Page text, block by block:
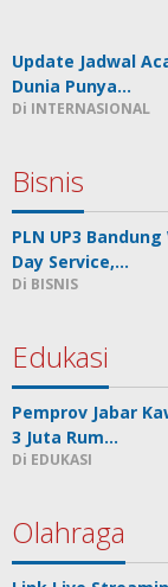
Update Jadwal
Dunia Punya…
Di INTERNASIONAL
Bisnis
PLN UP3
Day Service,…
Di BISNIS
Edukasi
Pemprov Jabar
3 Juta Rum…
Di EDUKASI
Olahraga